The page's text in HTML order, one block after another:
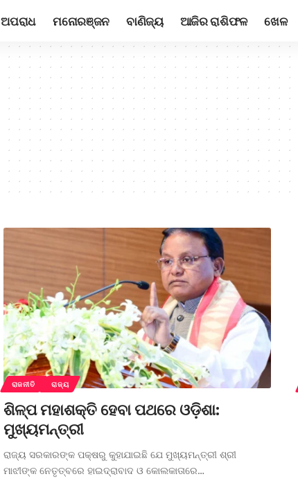
ଅପରାଧ ମନୋରଞ୍ଜନ ବାଣିଜ୍ୟ ଆଜିର ରାଶିଫଳ ଖେଳ
ରାଜନୀତି ରାଜ୍ୟ
ଶିଳ୍ପ ମହାଶକ୍ତି ହେବା ପଥରେ ଓଡ଼ିଶା:
ମୁଖ୍ୟମନ୍ତ୍ରୀ
ରାଜ୍ୟ ସରକାରଙ୍କ ପକ୍ଷରୁ କୁହାଯାଇଛି ଯେ ମୁଖ୍ୟମନ୍ତ୍ରୀ ଶ୍ରୀ
ମାଝୀଙ୍କ ନେତୃତ୍ବରେ ହାଇଦ୍ରାବାଦ ଓ କୋଲକାତାରେ…